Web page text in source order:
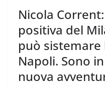
Nicola
positiva del
può sistemare
Napoli. Sono
nuova